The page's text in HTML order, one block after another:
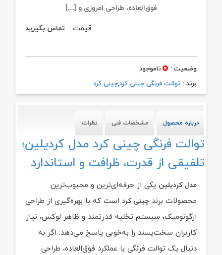
فوق‌العاده، طراحی امروزی و […]
قیمت : تماس بگیرید
وضعیت :
ناموجود
برند : توالت فرنگی چینی کرد,چینی کرد
درباره محصول مشخصات فنی نظرات
توالت فرنگی چینی کرد مدل کردیلین؛
تلفیقی از قدرت، ظرافت و استاندارد
مدل کردیلین یکی از حرفه‌ای‌ترین و محبوب‌ترین
محصولات برند چینی کرد است که با بهره‌گیری از طراحی
ارگونومیک، سیستم تخلیه قدرتمند و ظاهر لوکس، نیاز
کاربران سخت‌پسند را به‌خوبی پاسخ می‌دهد. اگر به
دنبال یک توالت فرنگی با عملکرد فوق‌العاده، طراحی